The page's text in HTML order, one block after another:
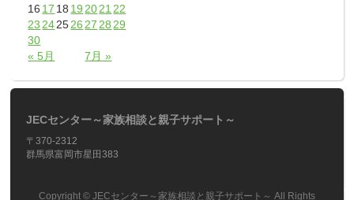
« 5月 7月 »
16 17 18 19 2021 22
23 242526 27 28 29
30
JECセンター～家族相談と親子サポート～
〒370-2312
群馬県富岡市星田383
Copyright © JECセンター～家族相談と親子サポート～ All Rights